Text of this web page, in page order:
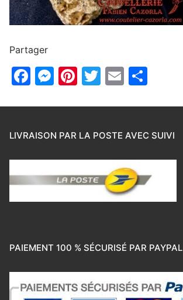
Partager
Facebook
Messenger
Pinterest
Twitter
Email
LIVRAISON PAR LA POSTE AVEC SUIVI
PAIEMENT 100 % SÉCURISÉ PAR PAYPAL